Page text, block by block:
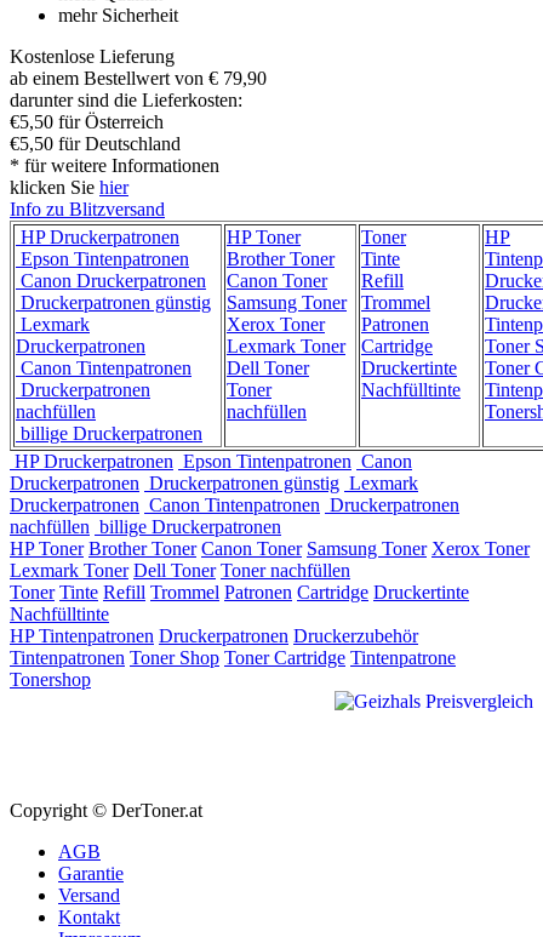
mehr Sicherheit
Kostenlose Lieferung
ab einem Bestellwert von € 79,90
darunter sind die Lieferkosten:
€5,50 für Österreich
€5,50 für Deutschland
* für weitere Informationen
klicken Sie hier
Info zu Blitzversand
HP Druckerpatronen
Epson Tintenpatronen
Canon Druckerpatronen
Druckerpatronen günstig
Lexmark
Druckerpatronen
Canon Tintenpatronen
Druckerpatronen
nachfüllen
billige Druckerpatronen
HP Toner
Brother Toner
Canon Toner
Samsung Toner
Xerox Toner
Lexmark Toner
Dell Toner
Toner
nachfüllen
Toner
Tinte
Refill
Trommel
Patronen
Cartridge
Druckertinte
Nachfülltinte
HP
Toner
Toner
HP Druckerpatronen Epson Tintenpatronen Canon
Druckerpatronen Druckerpatronen günstig Lexmark
Druckerpatronen Canon Tintenpatronen Druckerpatronen
nachfüllen billige Druckerpatronen
HP Toner Brother Toner Canon Toner Samsung Toner Xerox Toner
Lexmark Toner Dell Toner Toner nachfüllen
Toner Tinte Refill Trommel Patronen Cartridge Druckertinte
Nachfülltinte
HP Tintenpatronen Druckerpatronen Druckerzubehör
Tintenpatronen Toner Shop Toner Cartridge Tintenpatrone
Tonershop
Copyright © DerToner.at
AGB
Garantie
Versand
Kontakt